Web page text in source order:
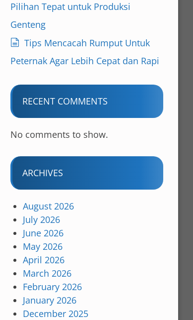
Pilihan Tepat untuk Produksi
Genteng
Tips Mencacah Rumput Untuk
Peternak Agar Lebih Cepat dan Rapi
RECENT COMMENTS
No comments to show.
ARCHIVES
August 2026
July 2026
June 2026
May 2026
April 2026
March 2026
February 2026
January 2026
December 2025